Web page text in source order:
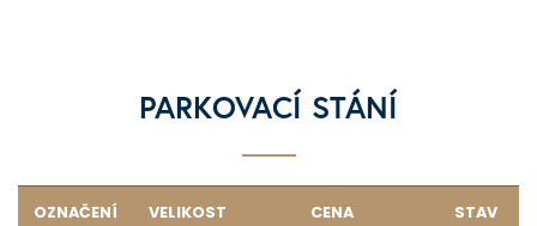
PARKOVACÍ STÁNÍ
OZNAČENÍ VELIKOST CENA STAV